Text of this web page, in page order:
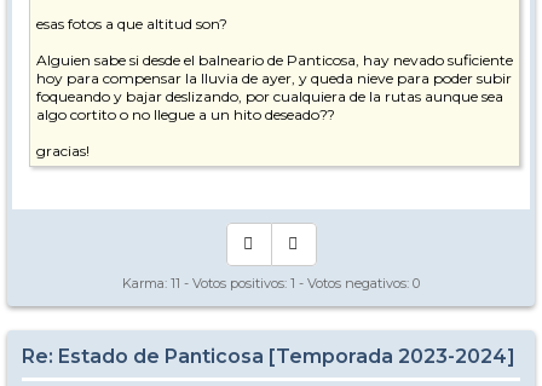
esas fotos a que altitud son?
Alguien sabe si desde el balneario de Panticosa, hay nevado suficiente
hoy para compensar la lluvia de ayer, y queda nieve para poder subir
foqueando y bajar deslizando, por cualquiera de la rutas aunque sea
algo cortito o no llegue a un hito deseado??
gracias!
Karma: 11 - Votos positivos: 1 - Votos negativos: 0
Re: Estado de Panticosa [Temporada 2023-2024]